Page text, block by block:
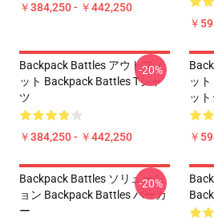
￥384,250 - ￥442,250
￥
Backpack Battles アウトフィ
ット Backpack Battles Tシャ
ツ
￥384,250 - ￥442,250
-20%
ッ
ッ
￥
Backpack Battles ソリューシ
ョン Backpack Battles パーカ
ー
-20%